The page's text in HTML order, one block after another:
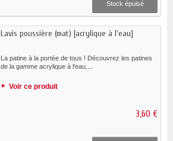
Stock épuisé
Lavis poussière (mat) [acrylique à l'eau]
La patine à la portée de tous ! Découvrez les patines
de la gamme acrylique à l'eau,...
Voir ce produit
3,60 €